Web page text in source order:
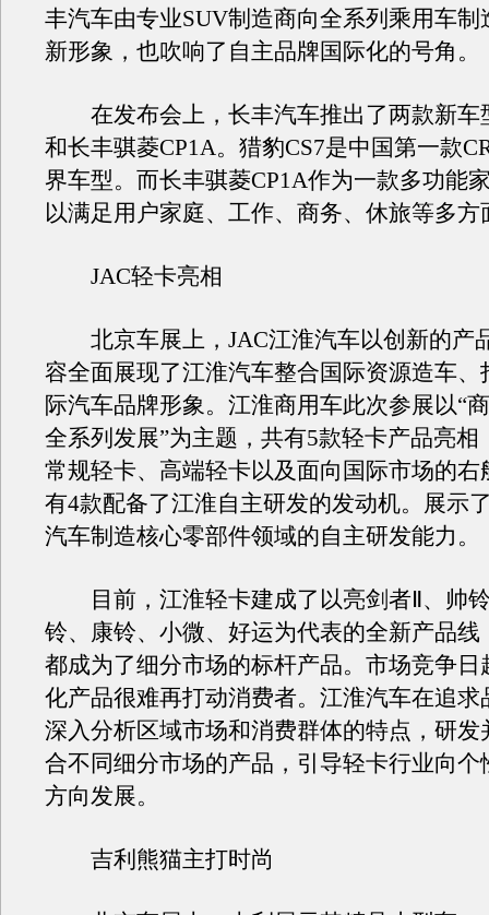
丰汽车由专业SUV制造商向全系列乘用车制
新形象，也吹响了自主品牌国际化的号角。
在发布会上，长丰汽车推出了两款新车
和长丰骐菱CP1A。猎豹CS7是中国第一款
界车型。而长丰骐菱CP1A作为一款多功能
以满足用户家庭、工作、商务、休旅等多方
JAC轻卡亮相
北京车展上，JAC江淮汽车以创新的产
容全面展现了江淮汽车整合国际资源造车、
际汽车品牌形象。江淮商用车此次参展以“
全系列发展”为主题，共有5款轻卡产品亮相
常规轻卡、高端轻卡以及面向国际市场的右
有4款配备了江淮自主研发的发动机。展示
汽车制造核心零部件领域的自主研发能力。
目前，江淮轻卡建成了以亮剑者Ⅱ、帅
铃、康铃、小微、好运为代表的全新产品线
都成为了细分市场的标杆产品。市场竞争日
化产品很难再打动消费者。江淮汽车在追求
深入分析区域市场和消费群体的特点，研发
合不同细分市场的产品，引导轻卡行业向个
方向发展。
吉利熊猫主打时尚